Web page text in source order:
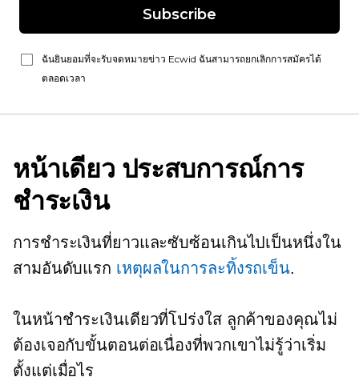
Subscribe
ฉันยินยอมที่จะรับจดหมายข่าว Ecwid ฉันสามารถยกเลิกการสมัครได้
ตลอดเวลา
หน้าเดียว ประสบการณ์การ
ชำระเงิน
การชำระเงินที่ยาวและซับซ้อนเกินไปเป็นหนึ่งใน
สามอันดับแรก เหตุผลในการละทิ้งรถเข็น.
ในหน้าชำระเงินเดียวที่โปร่งใส ลูกค้าของคุณไม่
ต้องเจอกับขั้นตอนต่อเนื่องที่พวกเขาไม่รู้ว่าเริ่ม
ตั้งแต่เมื่อไร